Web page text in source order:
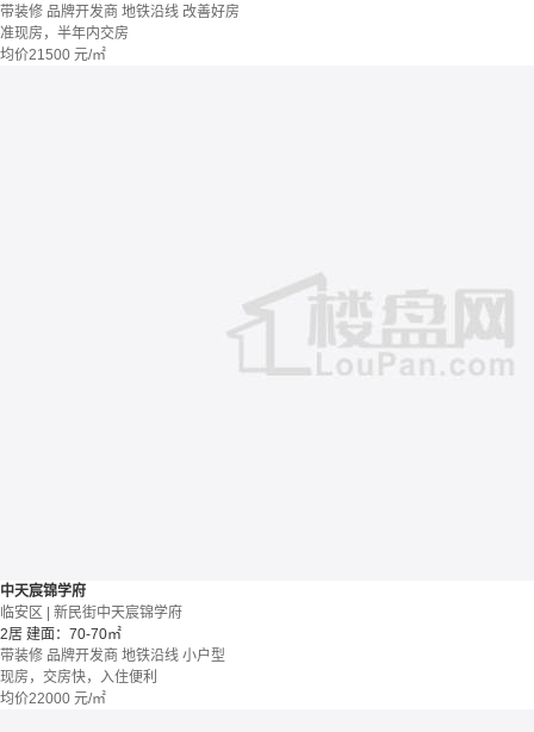
带装修 品牌开发商 地铁沿线 改善好房
准现房，半年内交房
均价21500 元/㎡
中天宸锦学府
临安区 | 新民街中天宸锦学府
2居 建面：70-70㎡
带装修 品牌开发商 地铁沿线 小户型
现房，交房快，入住便利
均价22000 元/㎡